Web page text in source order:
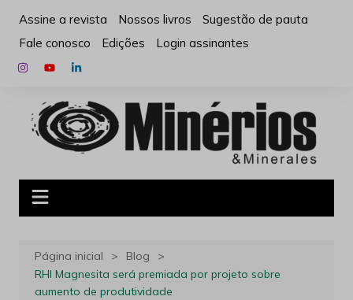
para
conteúdo
Assine a revista Nossos livros
Sugestão de pauta
Fale conosco
Edições Login assinantes
Página inicial
Blog
RHI Magnesita será premiada por projeto sobre
aumento de produtividade